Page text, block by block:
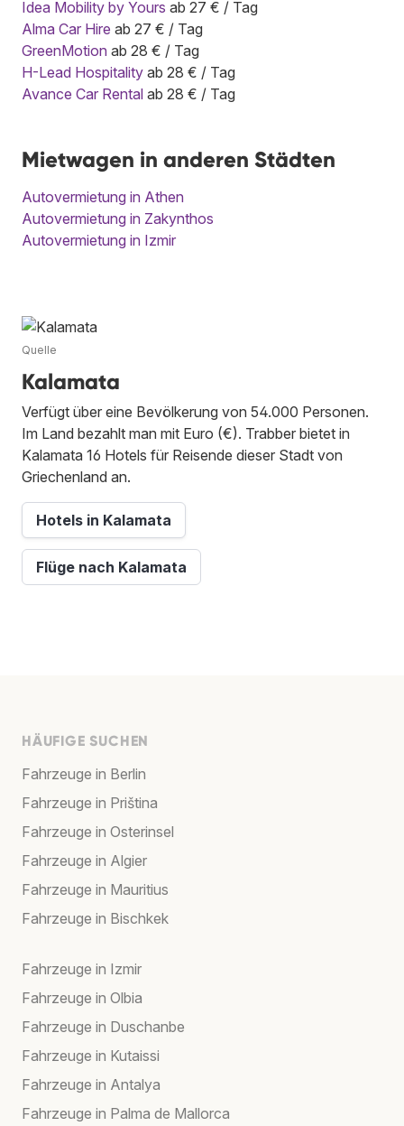
Idea Mobility by Yours ab 27 € / Tag
Alma Car Hire ab 27 € / Tag
GreenMotion ab 28 € / Tag
H-Lead Hospitality ab 28 € / Tag
Avance Car Rental ab 28 € / Tag
Mietwagen in anderen Städten
Autovermietung in Athen
Autovermietung in Zakynthos
Autovermietung in Izmir
Quelle
Kalamata
Verfügt über eine Bevölkerung von 54.000 Personen.
Im Land bezahlt man mit Euro (€). Trabber bietet in
Kalamata 16 Hotels für Reisende dieser Stadt von
Griechenland an.
Hotels in Kalamata
Flüge nach Kalamata
HÄUFIGE SUCHEN
Fahrzeuge in Berlin
Fahrzeuge in Priština
Fahrzeuge in Osterinsel
Fahrzeuge in Algier
Fahrzeuge in Mauritius
Fahrzeuge in Bischkek
Fahrzeuge in Izmir
Fahrzeuge in Olbia
Fahrzeuge in Duschanbe
Fahrzeuge in Kutaissi
Fahrzeuge in Antalya
Fahrzeuge in Palma de Mallorca